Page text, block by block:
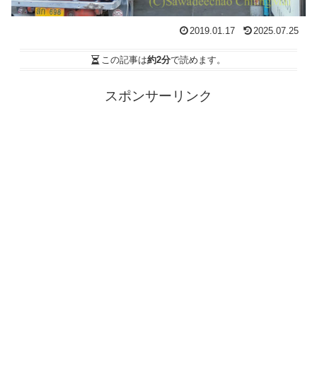
2019.01.17 2025.07.25
この記事は約2分で読めます。
スポンサーリンク